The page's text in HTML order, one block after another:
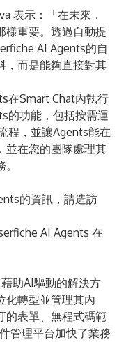
表示：「在未來，
樣重要。透過自動提
AI Agents的自
，而是能夠直接對其
在Smart Chat內執行
的功能，包括按需運
程，並讓Agents能在
並在您的團隊處理其
的資訊，請造訪
AI Agents 在
助AI驅動的解決方
化轉型並管理其內
的表單、無程式碼範
管理平台加快了業務